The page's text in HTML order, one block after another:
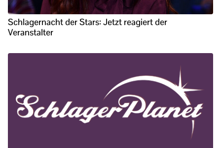
Schlagernacht der Stars: Jetzt reagiert der
Veranstalter